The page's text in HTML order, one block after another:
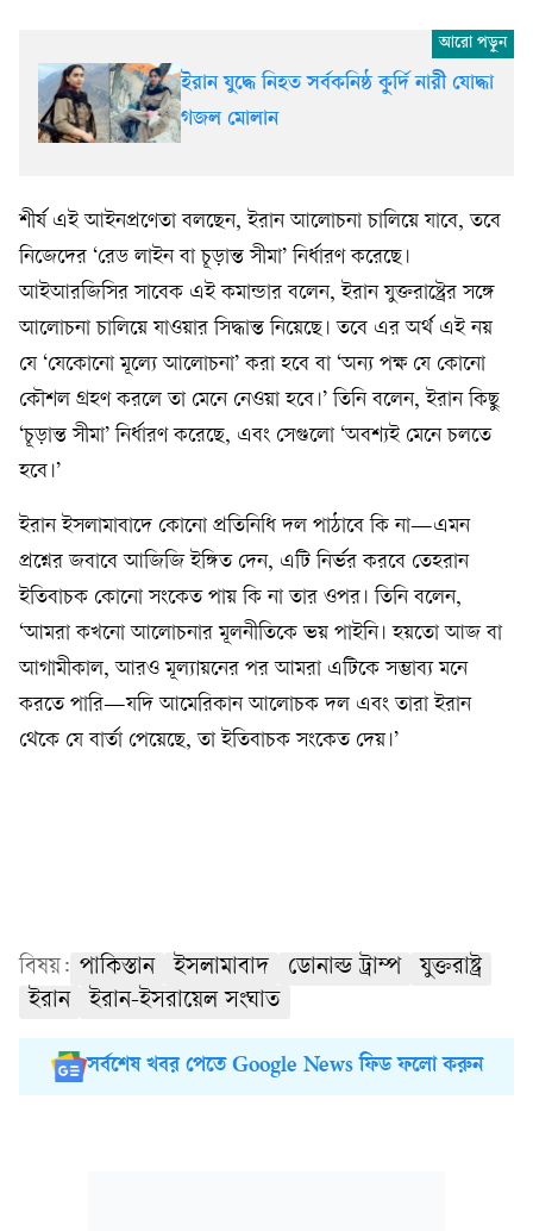
ইরান যুদ্ধে নিহত সর্বকনিষ্ঠ কুর্দি নারী যোদ্ধা
গজল মোলান
শীর্ষ এই আইনপ্রণেতা বলছেন, ইরান আলোচনা চালিয়ে যাবে, তবে
নিজেদের ‘রেড লাইন বা চূড়ান্ত সীমা’ নির্ধারণ করেছে।
আইআরজিসির সাবেক এই কমান্ডার বলেন, ইরান যুক্তরাষ্ট্রের সঙ্গে
আলোচনা চালিয়ে যাওয়ার সিদ্ধান্ত নিয়েছে। তবে এর অর্থ এই নয়
যে ‘যেকোনো মূল্যে আলোচনা’ করা হবে বা ‘অন্য পক্ষ যে কোনো
কৌশল গ্রহণ করলে তা মেনে নেওয়া হবে।’ তিনি বলেন, ইরান কিছু
‘চূড়ান্ত সীমা’ নির্ধারণ করেছে, এবং সেগুলো ‘অবশ্যই মেনে চলতে
হবে।’
ইরান ইসলামাবাদে কোনো প্রতিনিধি দল পাঠাবে কি না—এমন
প্রশ্নের জবাবে আজিজি ইঙ্গিত দেন, এটি নির্ভর করবে তেহরান
ইতিবাচক কোনো সংকেত পায় কি না তার ওপর। তিনি বলেন,
‘আমরা কখনো আলোচনার মূলনীতিকে ভয় পাইনি। হয়তো আজ বা
আগামীকাল, আরও মূল্যায়নের পর আমরা এটিকে সম্ভাব্য মনে
করতে পারি—যদি আমেরিকান আলোচক দল এবং তারা ইরান
থেকে যে বার্তা পেয়েছে, তা ইতিবাচক সংকেত দেয়।’
বিষয়: পাকিস্তান ইসলামাবাদ ডোনাল্ড ট্রাম্প
যুক্তরাষ্ট্র
ইরান
ইরান-ইসরায়েল সংঘাত
সর্বশেষ খবর পেতে Google News ফিড ফলো করুন